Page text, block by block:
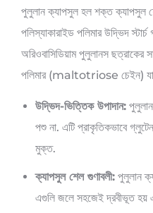
পুলুলান ক্যাপসুল হল শক্ত ক্যাপসুল
পলিস্যাকারাইড পলিমার উদ্ভিদ স্টার্চ
অরিওবাসিডিয়াম পুলুলানস ছত্রাকের
পলিমার (maltotriose চেইন) যা
উদ্ভিদ-ভিত্তিক উপাদান:
পশু না. এটি প্রাকৃতিকভাবে
মুক্ত.
ক্যাপসুল শেল গুণাবলী: পুলুলান
এগুলি জলে সহজেই দ্রবীভূত হয়